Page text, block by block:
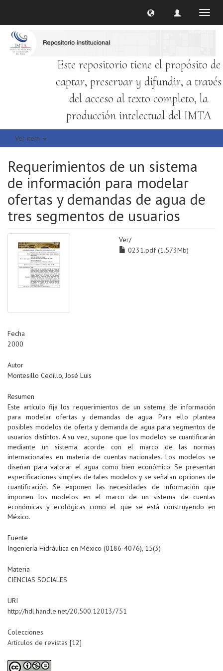
Este repositorio tiene el propósito de
captar, preservar y difundir, a través
del acceso al texto completo, la
producción intelectual del IMTA
Ver ítem
Requerimientos de un sistema
de información para modelar
ofertas y demandas de agua de
tres segmentos de usuarios
Ver/
0231.pdf (1.573Mb)
Fecha
2000
Autor
Montesillo Cedillo, José Luis
Resumen
Este artículo fija los requerimientos de un sistema de información
para modelar ofertas y demandas de agua. Para ello plantea
posibles modelos de oferta y demanda de agua para segmentos de
usuarios distintos. A su vez, supone que los modelos se cuantificarán
mediante un sistema acorde con el marco de las normas
internacionales en materia de cuentas nacionales. Los modelos se
diseñan para valorar el agua como bien económico. Se presentan
especificaciones simples de tales modelos y se señalan opciones de
cuantificación. Se exponen las necesidades de información que
imponen los modelos en el marco de un sistema de cuentas
económicas y ecológicas como el que se está construyendo en
México.
Fuente
Ingeniería Hidráulica en México (0186-4076), 15(3)
Materia
CIENCIAS SOCIALES
URI
http://hdl.handle.net/20.500.12013/751
Colecciones
Artículos de revistas [12]